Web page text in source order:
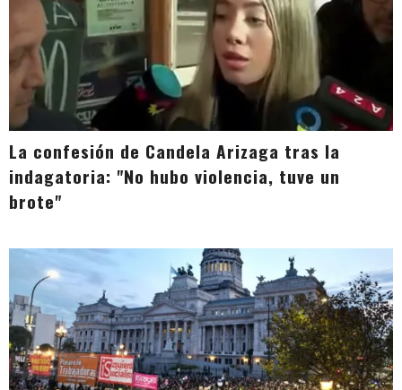
La confesión de Candela Arizaga tras la
indagatoria: "No hubo violencia, tuve un
brote"